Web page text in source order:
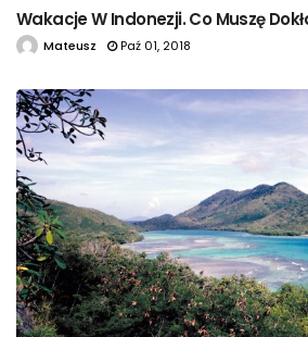
Wakacje W Indonezji. Co Muszę
Mateusz Paź 01, 2018